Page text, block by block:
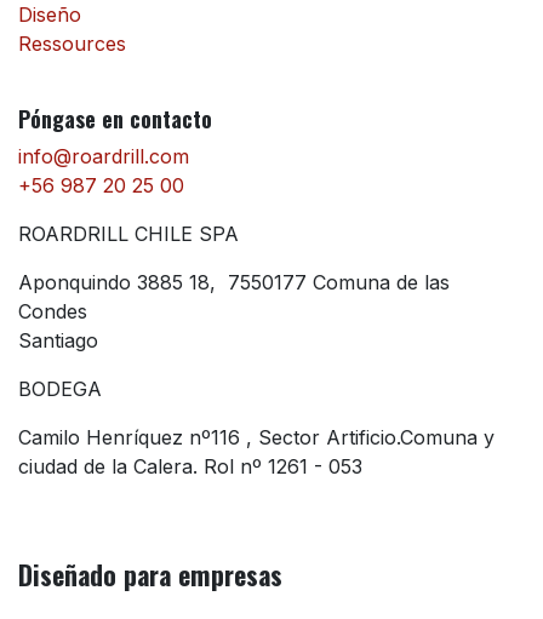
Diseño
Ressources
Póngase en contacto
info@roardrill.com
+56 987 20 25 00
ROARDRILL CHILE SPA
Aponquindo 3885 18, 7550177 Comuna de las
Condes
Santiago
BODEGA
Camilo Henríquez nº116 , Sector Artificio.Comuna y
ciudad de la Calera. Rol nº 1261 - 053
Diseñado para empresas